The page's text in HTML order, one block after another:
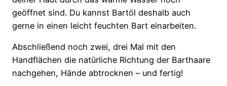
geöffnet sind. Du kannst Bartöl deshalb auch
gerne in einen leicht feuchten Bart einarbeiten.
Abschließend noch zwei, drei Mal mit den
Handflächen die natürliche Richtung der Barthaare
nachgehen, Hände abtrocknen – und fertig!